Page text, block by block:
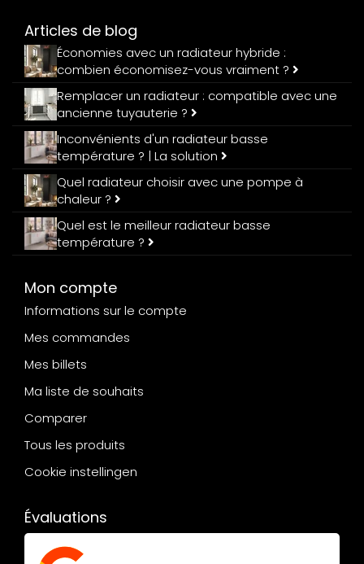
Articles de blog
Économies avec un radiateur hybride :
combien économisez-vous vraiment ?
Remplacer un radiateur : compatible avec une
ancienne tuyauterie ?
Inconvénients d'un radiateur basse
température ? | La solution
Quel radiateur choisir avec une pompe à
chaleur ?
Quel est le meilleur radiateur basse
température ?
Mon compte
Informations sur le compte
Mes commandes
Mes billets
Ma liste de souhaits
Comparer
Tous les produits
Cookie instellingen
Évaluations